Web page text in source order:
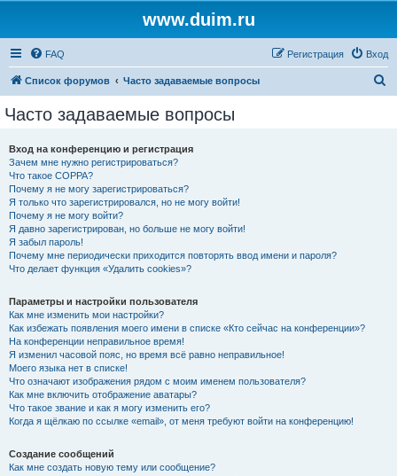
www.duim.ru
FAQ Вход
Регистрация
Список форумов Часто задаваемые вопросы
Часто задаваемые вопросы
Вход на конференцию и регистрация
Зачем мне нужно регистрироваться?
Что такое COPPA?
Почему я не могу зарегистрироваться?
Я только что зарегистрировался, но не могу войти!
Почему я не могу войти?
Я давно зарегистрирован, но больше не могу войти!
Я забыл пароль!
Почему мне периодически приходится повторять ввод имени и пароля?
Что делает функция «Удалить cookies»?
Параметры и настройки пользователя
Как мне изменить мои настройки?
Как избежать появления моего имени в списке «Кто сейчас на конференции»?
На конференции неправильное время!
Я изменил часовой пояс, но время всё равно неправильное!
Моего языка нет в списке!
Что означают изображения рядом с моим именем пользователя?
Как мне включить отображение аватары?
Что такое звание и как я могу изменить его?
Когда я щёлкаю по ссылке «email», от меня требуют войти на конференцию!
Создание сообщений
Как мне создать новую тему или сообщение?